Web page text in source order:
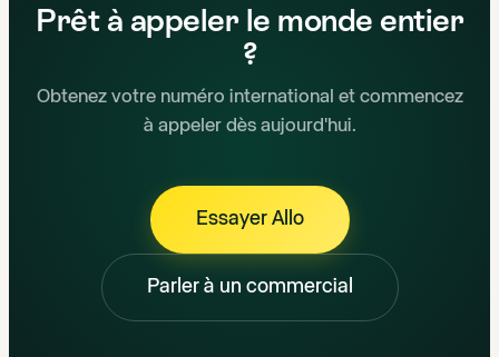
Prêt à appeler le monde entier
?
Obtenez votre numéro international et commencez
à appeler dès aujourd'hui.
Essayer Allo
Parler à un commercial